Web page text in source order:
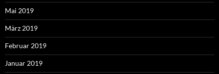
Mai 2019
März 2019
Februar 2019
Januar 2019